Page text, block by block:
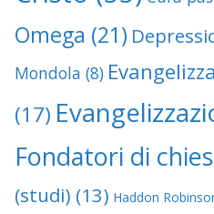
Omega (21)
Mondola (8)
(17)
Fondatori di
(studi) (13) Haddon